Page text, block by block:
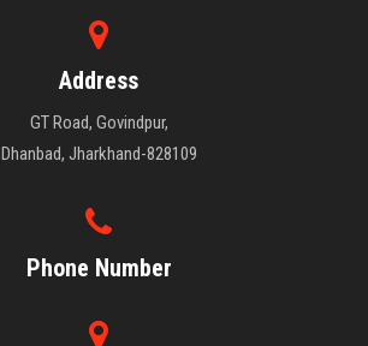
Address
GT Road, Govindpur,
Dhanbad, Jharkhand-828109
Phone Number